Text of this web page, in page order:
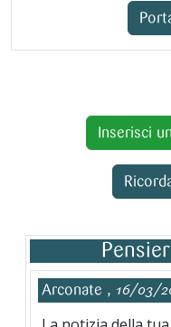
Inserisci
Arconate , 16/03/